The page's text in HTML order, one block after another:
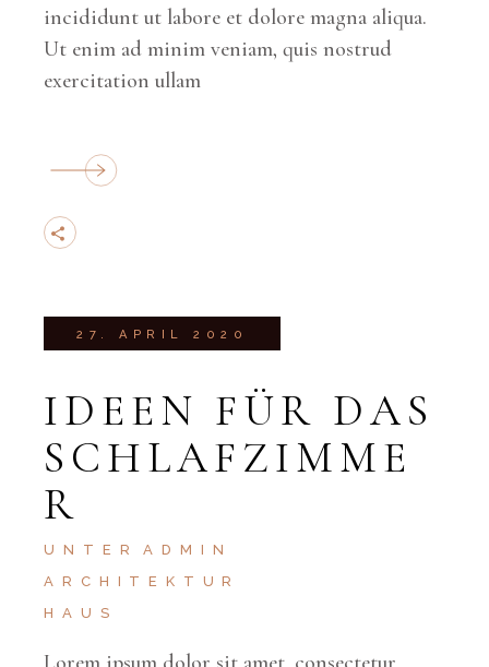
incididunt ut labore et dolore magna aliqua.
Ut enim ad minim veniam, quis nostrud
exercitation ullam
27. APRIL 2020
IDEEN FÜR DAS
SCHLAFZIMME
R
UNTER
ADMIN
ARCHITEKTUR
HAUS